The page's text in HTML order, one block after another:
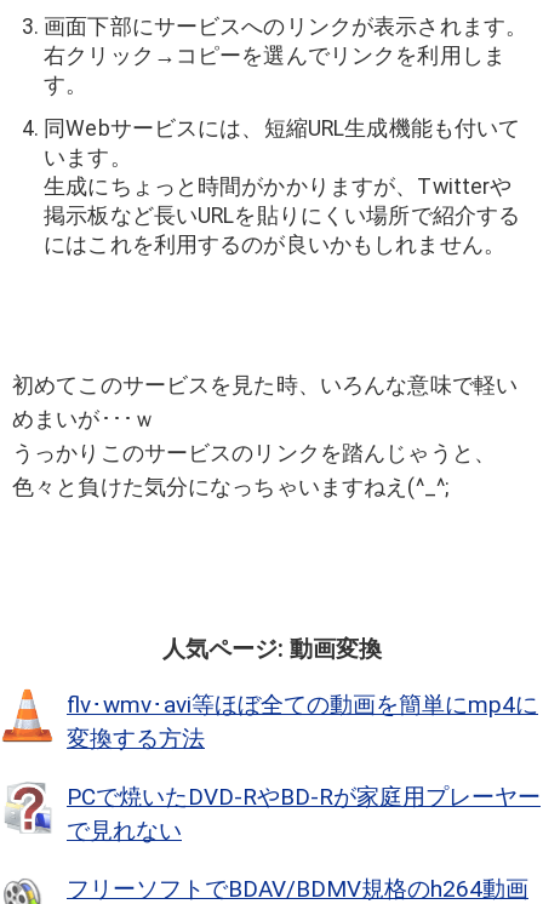
画面下部にサービスへのリンクが表示されます。
右クリック→コピーを選んでリンクを利用しま
す。
同Webサービスには、短縮URL生成機能も付いて
います。
生成にちょっと時間がかかりますが、Twitterや
掲示板など長いURLを貼りにくい場所で紹介する
にはこれを利用するのが良いかもしれません。
初めてこのサービスを見た時、いろんな意味で軽い
めまいが･･･ｗ
うっかりこのサービスのリンクを踏んじゃうと、
色々と負けた気分になっちゃいますねえ(^_^;
人気ページ: 動画変換
flv･wmv･avi等ほぼ全ての動画を簡単にmp4に
変換する方法
PCで焼いたDVD-RやBD-Rが家庭用プレーヤー
で見れない
フリーソフトでBDAV/BDMV規格のh264動画